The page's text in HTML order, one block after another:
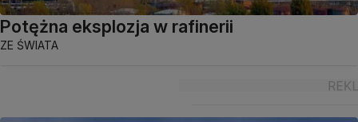
Potężna eksplozja w rafinerii
ZE ŚWIATA